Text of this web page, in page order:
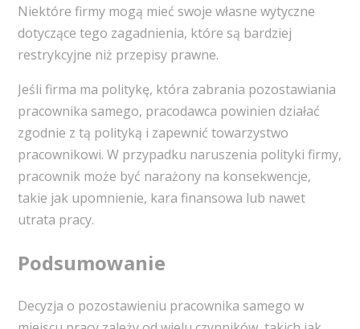
Niektóre firmy mogą mieć swoje własne wytyczne
dotyczące tego zagadnienia, które są bardziej
restrykcyjne niż przepisy prawne.
Jeśli firma ma politykę, która zabrania pozostawiania
pracownika samego, pracodawca powinien działać
zgodnie z tą polityką i zapewnić towarzystwo
pracownikowi. W przypadku naruszenia polityki firmy,
pracownik może być narażony na konsekwencje,
takie jak upomnienie, kara finansowa lub nawet
utrata pracy.
Podsumowanie
Decyzja o pozostawieniu pracownika samego w